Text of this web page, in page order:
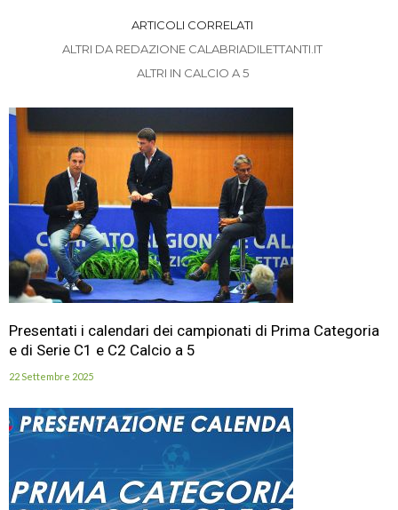
ARTICOLI CORRELATI
ALTRI DA REDAZIONE CALABRIADILETTANTI.IT
ALTRI IN CALCIO A 5
Presentati i calendari dei campionati di Prima Categoria
e di Serie C1 e C2 Calcio a 5
22 Settembre 2025